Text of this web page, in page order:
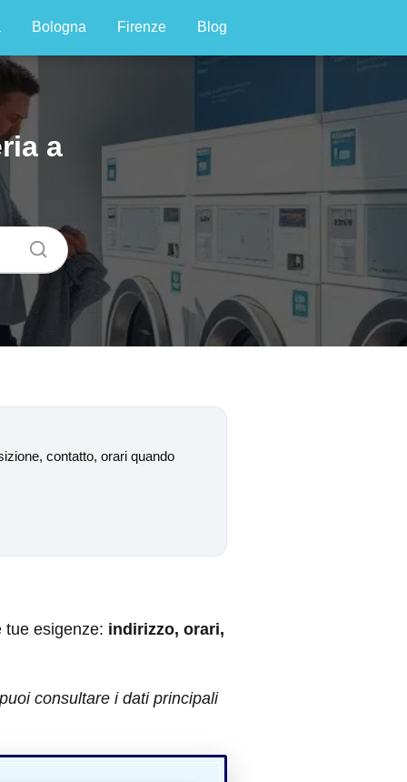
Bologna Firenze Blog
a
contatto, orari quando
esigenze: indirizzo, orari,
consultare i dati principali